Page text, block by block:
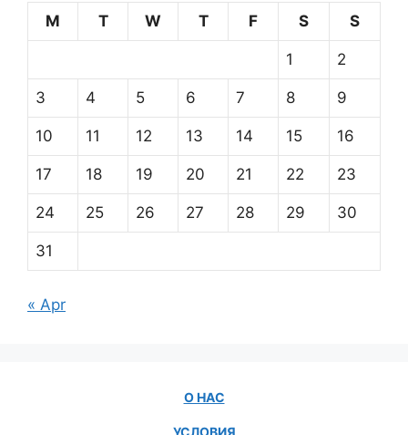
M
T W T F S S
1 2
3 4 5 6 7 8 9
10 11 12 13 14 15 16
17 18 19 20 21 22 23
24 25 26 27 28 29 30
31
« Apr
О НАС